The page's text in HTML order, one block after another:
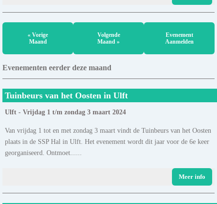
« Vorige
Maand
Volgende
Maand »
Evenement
Aanmelden
Evenementen eerder deze maand
Tuinbeurs van het Oosten in Ulft
Ulft - Vrijdag 1 t/m zondag 3 maart 2024
Van vrijdag 1 tot en met zondag 3 maart vindt de Tuinbeurs van het Oosten
plaats in de SSP Hal in Ulft. Het evenement wordt dit jaar voor de 6e keer
georganiseerd. Ontmoet......
Meer info